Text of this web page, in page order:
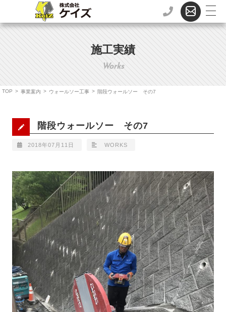
施工実績
Works
TOP > 事業案内 > ウォールソー工事 > 階段ウォールソー その7
階段ウォールソー その7
2018年07月11日 WORKS